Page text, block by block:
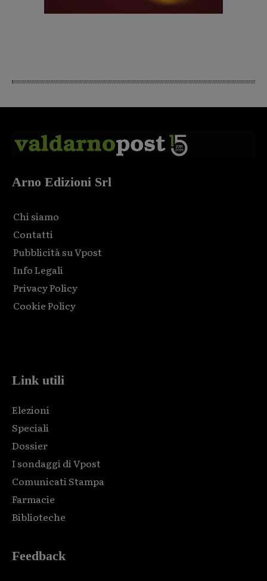
Arno Edizioni Srl
Chi siamo
Contatti
Pubblicità su Vpost
Info Legali
Privacy Policy
Cookie Policy
Link utili
Elezioni
Speciali
Dossier
I sondaggi di Vpost
Comunicati Stampa
Farmacie
Biblioteche
Feedback